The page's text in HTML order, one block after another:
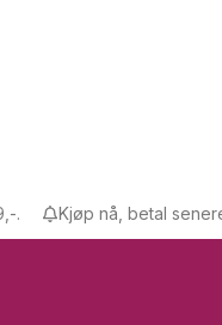
Kjøp nå, betal